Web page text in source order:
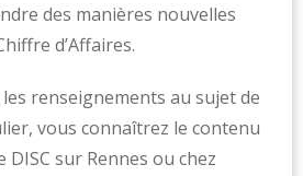
des manières nouvelles
d’Affaires.
renseignements au sujet de
vous connaîtrez le contenu
DISC sur Rennes ou chez